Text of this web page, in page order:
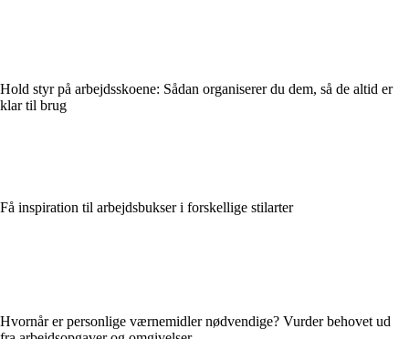
Hold styr på arbejdsskoene: Sådan organiserer du dem, så de altid er
klar til brug
Få inspiration til arbejdsbukser i forskellige stilarter
Hvornår er personlige værnemidler nødvendige? Vurder behovet ud